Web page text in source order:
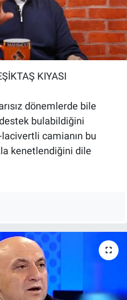
KIYASI
dönemlerde bile
bulabildiğini
lacivertli camianın bu
kenetlendiğini dile